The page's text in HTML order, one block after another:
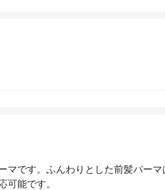
マです。ふんわりとした前髪パーマ
可能です。